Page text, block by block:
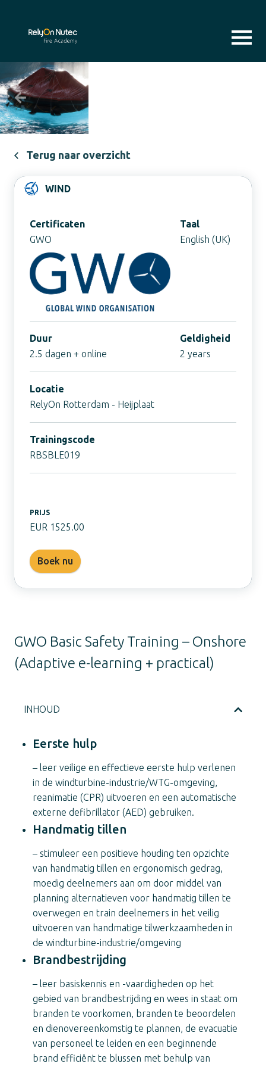
Previous
Terug naar overzicht
WIND
Certificaten
GWO
Taal
English (UK)
Duur
2.5 dagen + online
Geldigheid
2 years
Locatie
RelyOn Rotterdam - Heijplaat
Trainingscode
RBSBLE019
PRIJS
EUR 1525.00
Boek nu
GWO Basic Safety Training – Onshore
(Adaptive e-learning + practical)
INHOUD
Eerste hulp
– leer veilige en effectieve eerste hulp verlenen
in de windturbine-industrie/WTG-omgeving,
reanimatie (CPR) uitvoeren en een automatische
externe defibrillator (AED) gebruiken.
Handmatig tillen
– stimuleer een positieve houding ten opzichte
van handmatig tillen en ergonomisch gedrag,
moedig deelnemers aan om door middel van
planning alternatieven voor handmatig tillen te
overwegen en train deelnemers in het veilig
uitvoeren van handmatige tilwerkzaamheden in
de windturbine-industrie/omgeving
Brandbestrijding
– leer basiskennis en -vaardigheden op het
gebied van brandbestrijding en wees in staat om
branden te voorkomen, branden te beoordelen
en dienovereenkomstig te plannen, de evacuatie
van personeel te leiden en een beginnende
brand efficiënt te blussen met behulp van